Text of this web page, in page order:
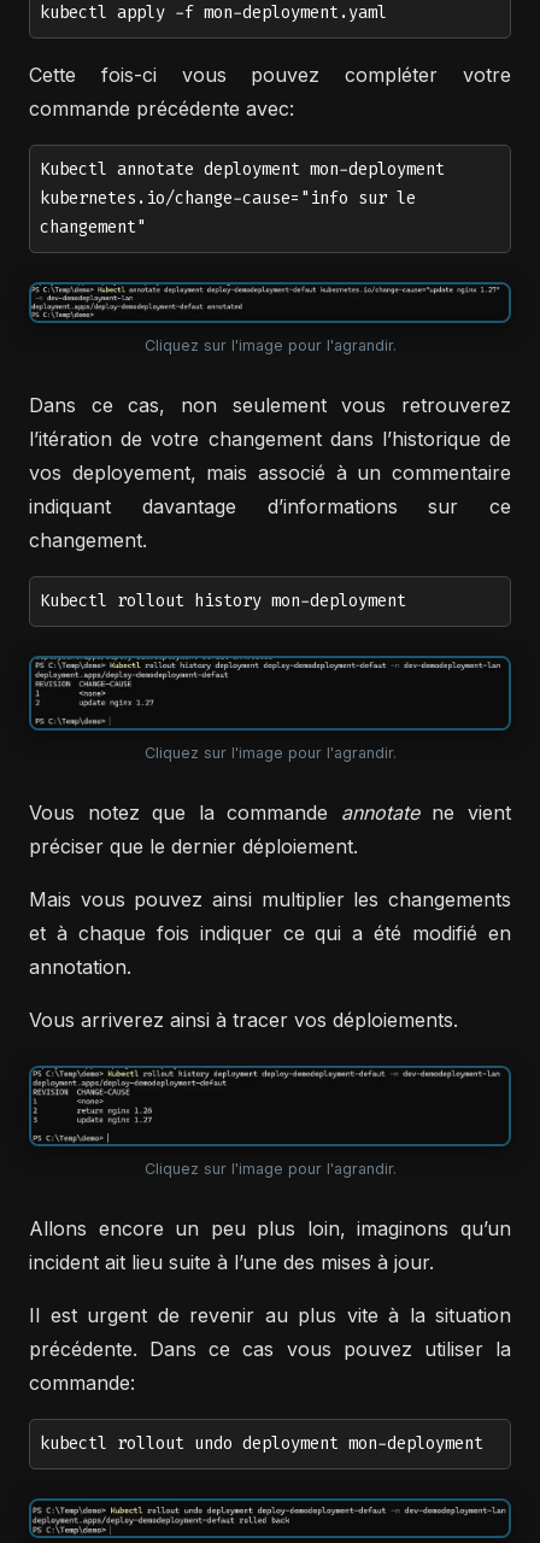
kubectl apply -f mon-deployment.yaml
Cette fois-ci vous pouvez compléter votre
commande précédente avec:
Kubectl annotate deployment mon-deployment
kubernetes.io/change-cause="info sur le
changement"
Cliquez sur l'image pour l'agrandir.
Dans ce cas, non seulement vous retrouverez
l’itération de votre changement dans l’historique de
vos deployement, mais associé à un commentaire
indiquant davantage d’informations sur ce
changement.
Kubectl rollout history mon-deployment
Cliquez sur l'image pour l'agrandir.
Vous notez que la commande annotatene vient
préciser que le dernier déploiement.
Mais vous pouvez ainsi multiplier les changements
et à chaque fois indiquer ce qui a été modifié en
annotation.
Vous arriverez ainsi à tracer vos déploiements.
Cliquez sur l'image pour l'agrandir.
Allons encore un peu plus loin, imaginons qu’un
incident ait lieu suite à l’une des mises à jour.
Il est urgent de revenir au plus vite à la situation
précédente. Dans ce cas vous pouvez utiliser la
commande:
kubectl rollout undo deployment mon-deployment